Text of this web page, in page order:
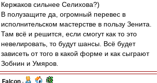
Кержаков сильнее Селихова?)
В полузащите да, огромный перевес в
исполнительском мастерстве в пользу Зенита.
Там всё и решится, если смогут как то это
невелировать, то будут шансы. Всё будет
зависеть от того в какой форме и как сыграют
Зобнин и Умяров.
Falcon -